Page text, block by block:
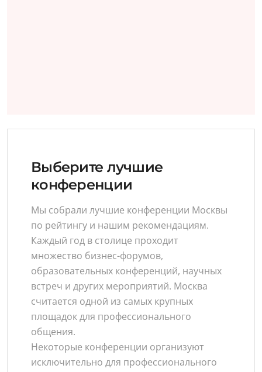
Выберите лучшие
конференции
Мы собрали лучшие конференции Москвы
по рейтингу и нашим рекомендациям.
Каждый год в столице проходит
множество бизнес-форумов,
образовательных конференций, научных
встреч и других мероприятий. Москва
считается одной из самых крупных
площадок для профессионального
общения.
Некоторые конференции организуют
исключительно для профессионального